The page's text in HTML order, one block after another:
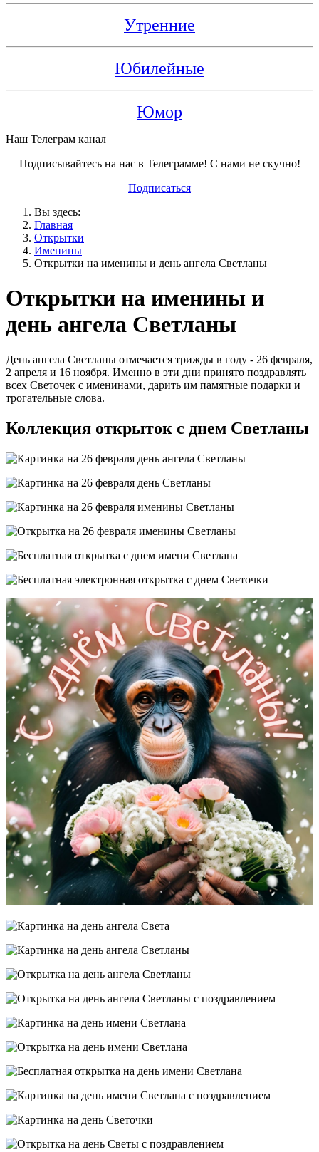
Утренние
Юбилейные
Юмор
Наш Телеграм канал
Подписывайтесь на нас в Телеграмме! С нами не скучно!
Подписаться
Вы здесь:
Главная
Открытки
Именины
Открытки на именины и день ангела Светланы
Открытки на именины и
день ангела Светланы
День ангела Светланы отмечается трижды в году - 26 февраля,
2 апреля и 16 ноября. Именно в эти дни принято поздравлять
всех Светочек с именинами, дарить им памятные подарки и
трогательные слова.
Коллекция открыток с днем Светланы